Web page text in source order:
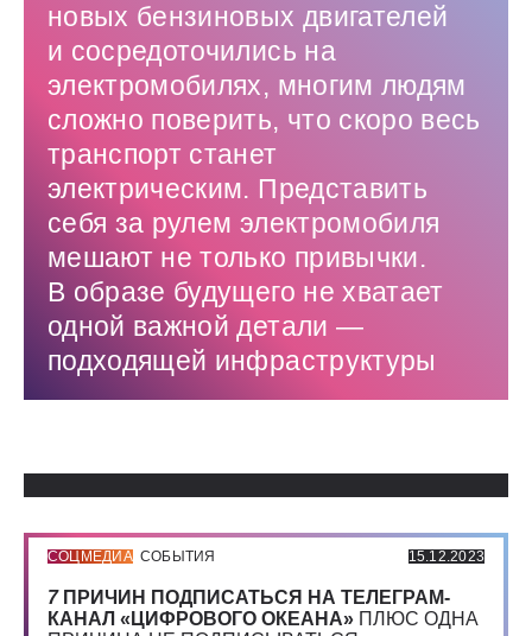
новых бензиновых двигателей
и сосредоточились на
электромобилях, многим людям
сложно поверить, что скоро весь
транспорт станет
электрическим. Представить
себя за рулем электромобиля
мешают не только привычки.
В образе будущего не хватает
одной важной детали — ​
подходящей инфраструктуры
СОЦМЕДИА СОБЫТИЯ 15.12.2023
7 ПРИЧИН ПОДПИСАТЬСЯ НА ТЕЛЕГРАМ-
КАНАЛ «ЦИФРОВОГО ОКЕАНА» ПЛЮС ОДНА